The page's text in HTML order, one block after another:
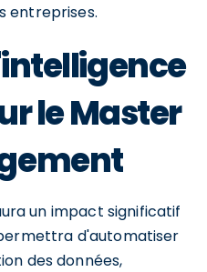
entreprises.
le Master
un impact significatif
d'automatiser
des données,